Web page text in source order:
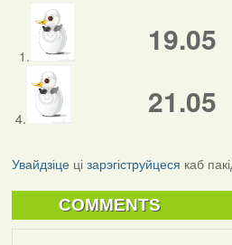
1. 19.05
4. 21.05
Увайдзіце цізарэгіструйцеся каб
COMMENTS